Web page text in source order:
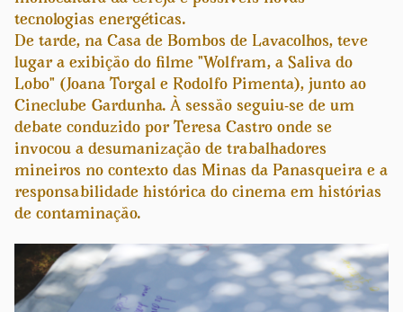
tecnologias energéticas.
De tarde, na Casa de Bombos de Lavacolhos, teve
lugar a exibição do filme "Wolfram, a Saliva do
Lobo" (Joana Torgal e Rodolfo Pimenta), junto ao
Cineclube Gardunha. À sessão seguiu-se de um
debate conduzido por Teresa Castro onde se
invocou a desumanização de trabalhadores
mineiros no contexto das Minas da Panasqueira e a
responsabilidade histórica do cinema em histórias
de contaminação.